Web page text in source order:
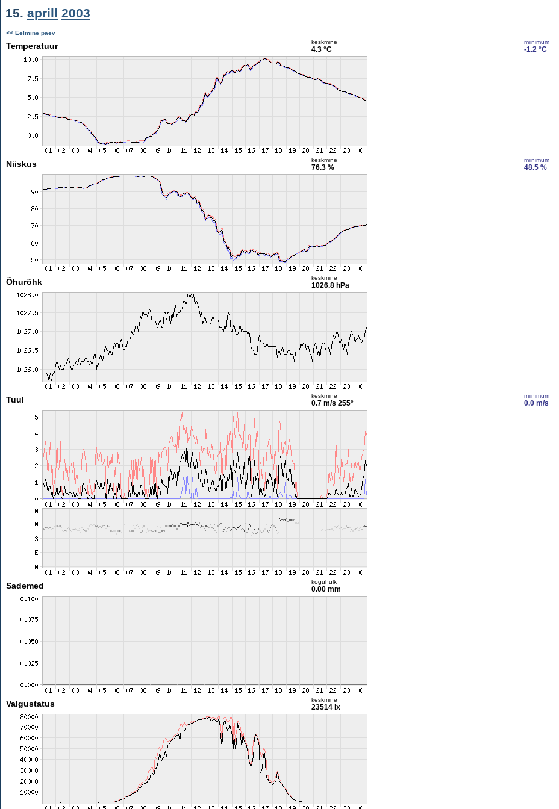
15. aprill 2003
<< Eelmine päev
Temperatuur keskmine
4.3 °C
miinimum
-1.2 °C
Niiskus keskmine
76.3 %
miinimum
48.5 %
Õhurõhk keskmine
1026.8 hPa
Tuul keskmine
0.7 m/s 255°
miinimum
0.0 m/s
Sademed koguhulk
0.00 mm
Valgustatus keskmine
23514 lx